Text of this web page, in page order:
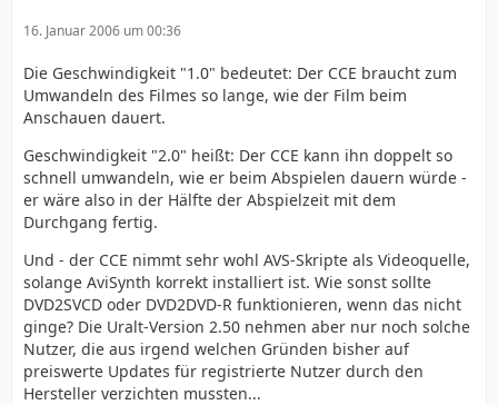
16. Januar 2006 um 00:36
Die Geschwindigkeit "1.0" bedeutet: Der CCE braucht zum
Umwandeln des Filmes so lange, wie der Film beim
Anschauen dauert.
Geschwindigkeit "2.0" heißt: Der CCE kann ihn doppelt so
schnell umwandeln, wie er beim Abspielen dauern würde -
er wäre also in der Hälfte der Abspielzeit mit dem
Durchgang fertig.
Und - der CCE nimmt sehr wohl AVS-Skripte als Videoquelle,
solange AviSynth korrekt installiert ist. Wie sonst sollte
DVD2SVCD oder DVD2DVD-R funktionieren, wenn das nicht
ginge? Die Uralt-Version 2.50 nehmen aber nur noch solche
Nutzer, die aus irgend welchen Gründen bisher auf
preiswerte Updates für registrierte Nutzer durch den
Hersteller verzichten mussten...